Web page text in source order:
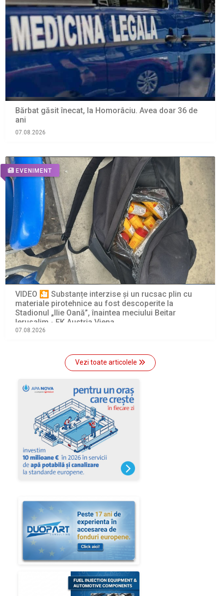
Bărbat găsit înecat, la Homorâciu. Avea doar 36 de
ani
07.08.2026
EVENIMENT
VIDEO 🎦 Substanțe interzise și un rucsac plin cu
materiale pirotehnice au fost descoperite la
Stadionul „Ilie Oană”, înaintea meciului Beitar
Ierusalim - FK Austria Viena
07.08.2026
Vezi toate articolele